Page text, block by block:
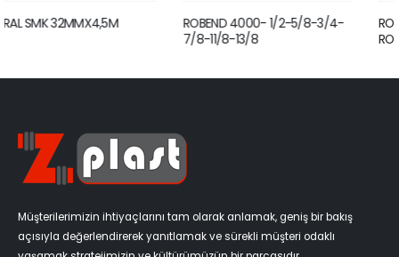
ROBEND 4000- 1/2-5/8-3/4-
ROTHENBERGER TAMBUR –
RODRUM S 10
Müşterilerimizin ihtiyaçlarını tam olarak anlamak, geniş bir bakış
açısıyla değerlendirerek yanıtlamak ve sürekli müşteri odaklı